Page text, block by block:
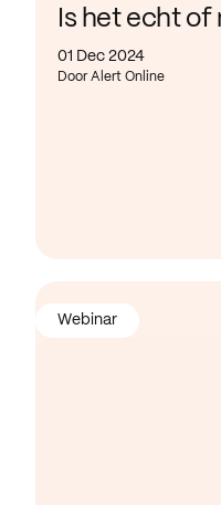
Is het echt of
01 Dec 2024
Door Alert Online
Webinar